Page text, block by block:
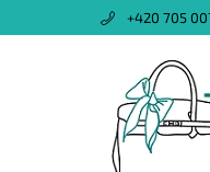
+420 705